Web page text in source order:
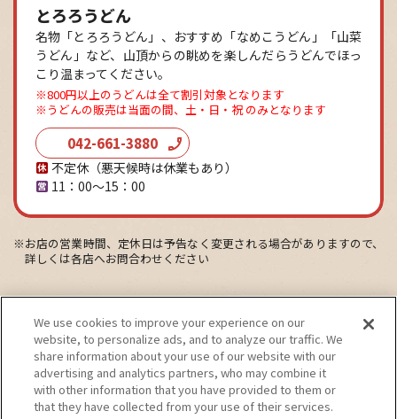
とろろうどん
名物「とろろうどん」、おすすめ「なめこうどん」「山菜
うどん」など、山頂からの眺めを楽しんだらうどんでほっ
こり温まってください。
※800円以上のうどんは全て割引対象となります
※うどんの販売は当面の間、土・日・祝 のみとなります
042-661-3880
不定休（悪天候時は休業もあり）
11：00～15：00
※お店の営業時間、定休日は予告なく変更される場合がありますので、
詳しくは各店へお問合わせください
個人情報保護方針 サイトのご利用にあたって
サイトマップ
We use cookies to improve your experience on our
website, to personalize ads, and to analyze our traffic. We
share information about your use of our website with our
advertising and analytics partners, who may combine it
with other information that you have provided to them or
that they have collected from your use of their services.